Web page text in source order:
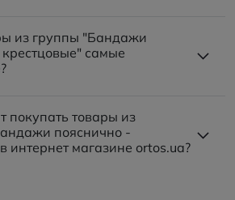
из группы "Бандажи
самые
покупать товары из
пояснично -
интернет магазине ortos.ua?